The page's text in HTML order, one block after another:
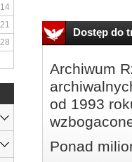
Dostęp do
Archiwum
od 1993
Ponad
14
21
28